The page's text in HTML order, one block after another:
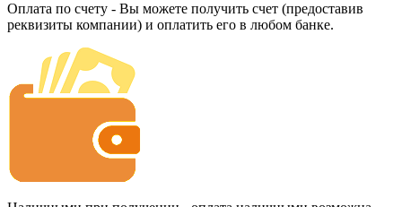
Оплата по счету - Вы можете получить счет (предоставив
реквизиты компании) и оплатить его в любом банке.